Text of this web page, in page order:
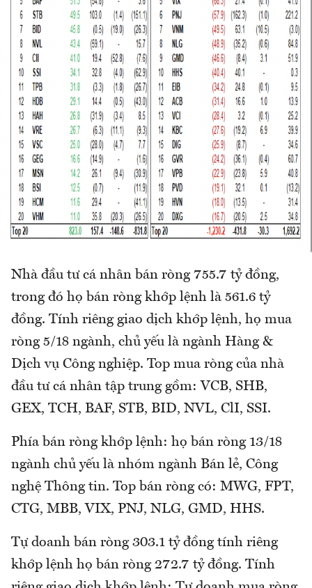
Nhà đầu tư cá nhân bán ròng 755.7 tỷ đồng,
trong đó họ bán ròng khớp lệnh là 561.6 tỷ
đồng. Tính riêng giao dịch khớp lệnh, họ mua
ròng 5/18 ngành, chủ yếu là ngành Hàng &
Dịch vụ Công nghiệp. Top mua ròng của nhà
đầu tư cá nhân tập trung gồm: VCB, SHB,
GEX, TCH, BAF, STB, BID, NVL, ClI, SSI.
Phía bán ròng khớp lệnh: họ bán ròng 13/18
ngành chủ yếu là nhóm ngành Bán lẻ, Công
nghệ Thông tin. Top bán ròng có: MWG, FPT,
CTG, MBB, VIX, PNJ, NLG, GMD, HHS.
Tự doanh bán ròng 303.1 tỷ đồng tính riêng
khớp lệnh họ bán ròng 272.7 tỷ đồng. Tính